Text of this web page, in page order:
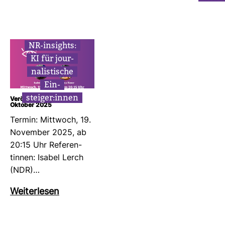
NR-​insights:
KI für jour­
na­lis­ti­sche
Ein­
steiger:innen
Veröffentlicht am: 23.
Oktober 2025
Termin: Mitt­woch, 19.
November 2025, ab
20:15 Uhr Refe­ren­
tinnen: Isabel Lerch
(NDR)…
Wei­ter­lesen